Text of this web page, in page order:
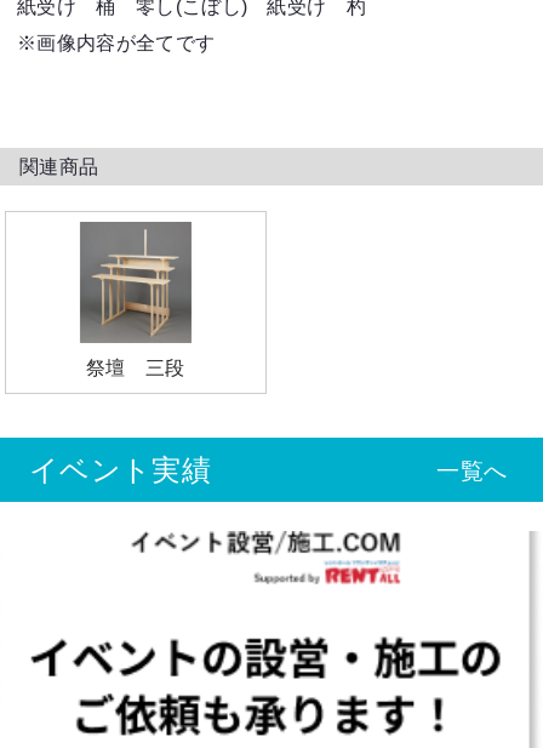
紙受け 桶 零し(こぼし) 紙受け 杓
※画像内容が全てです
関連商品
祭壇 三段
イベント実績 一覧へ